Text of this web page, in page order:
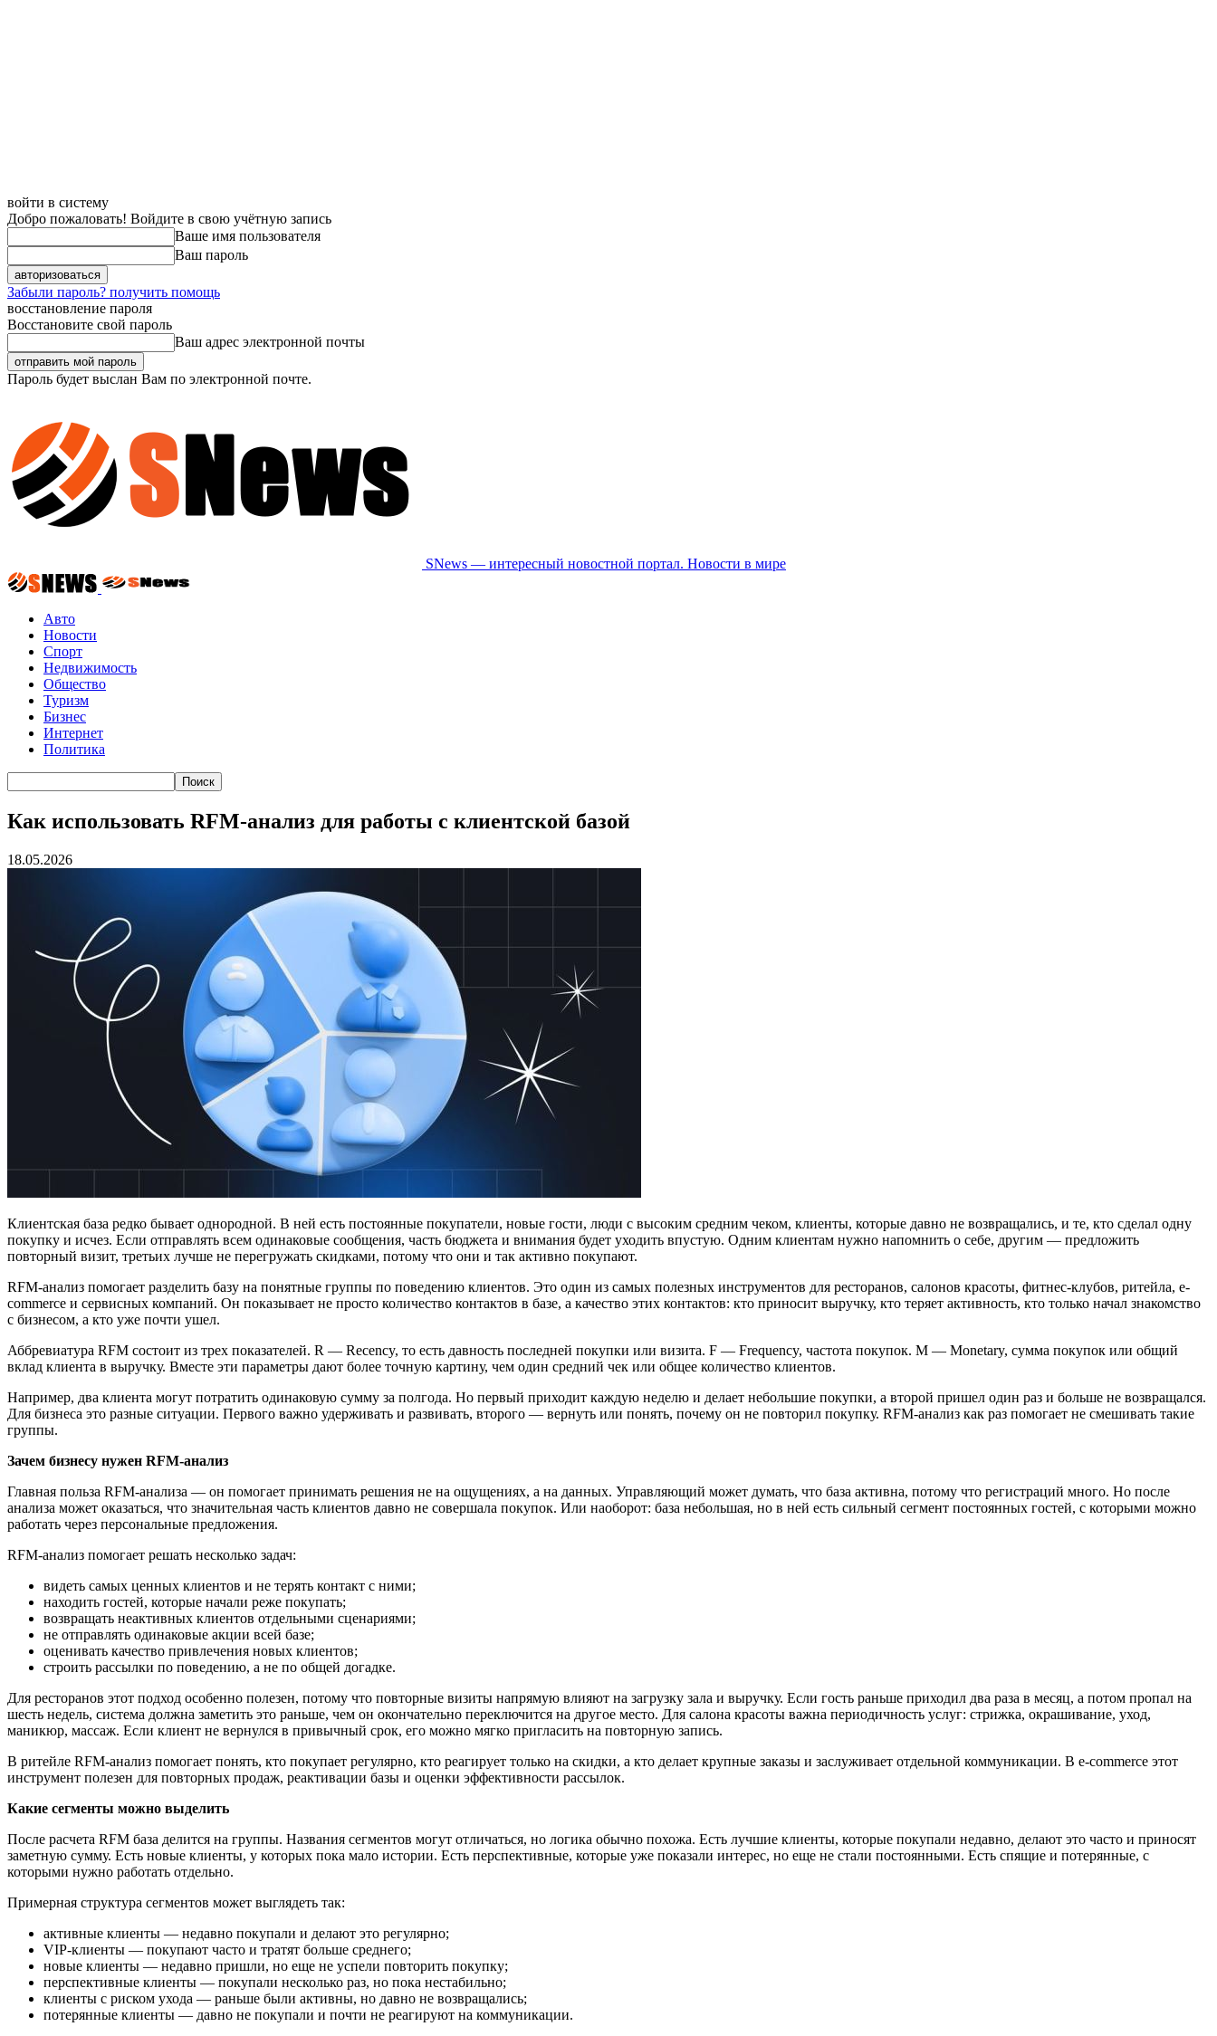
войти в систему
Добро пожаловать! Войдите в свою учётную запись
Ваше имя пользователя
Ваш пароль
Забыли пароль? получить помощь
восстановление пароля
Восстановите свой пароль
Ваш адрес электронной почты
Пароль будет выслан Вам по электронной почте.
SNews — интересный новостной портал. Новости в мире
Авто
Новости
Спорт
Недвижимость
Общество
Туризм
Бизнес
Интернет
Политика
Как использовать RFM-анализ для работы с клиентской базой
18.05.2026
Клиентская база редко бывает однородной. В ней есть постоянные покупатели, новые гости, люди с высоким средним чеком, клиенты, которые давно не возвращались, и те, кто сделал одну
покупку и исчез. Если отправлять всем одинаковые сообщения, часть бюджета и внимания будет уходить впустую. Одним клиентам нужно напомнить о себе, другим — предложить
повторный визит, третьих лучше не перегружать скидками, потому что они и так активно покупают.
RFM-анализ помогает разделить базу на понятные группы по поведению клиентов. Это один из самых полезных инструментов для ресторанов, салонов красоты, фитнес-клубов, ритейла, e-
commerce и сервисных компаний. Он показывает не просто количество контактов в базе, а качество этих контактов: кто приносит выручку, кто теряет активность, кто только начал знакомство
с бизнесом, а кто уже почти ушел.
Аббревиатура RFM состоит из трех показателей. R — Recency, то есть давность последней покупки или визита. F — Frequency, частота покупок. M — Monetary, сумма покупок или общий
вклад клиента в выручку. Вместе эти параметры дают более точную картину, чем один средний чек или общее количество клиентов.
Например, два клиента могут потратить одинаковую сумму за полгода. Но первый приходит каждую неделю и делает небольшие покупки, а второй пришел один раз и больше не возвращался.
Для бизнеса это разные ситуации. Первого важно удерживать и развивать, второго — вернуть или понять, почему он не повторил покупку. RFM-анализ как раз помогает не смешивать такие
группы.
Зачем бизнесу нужен RFM-анализ
Главная польза RFM-анализа — он помогает принимать решения не на ощущениях, а на данных. Управляющий может думать, что база активна, потому что регистраций много. Но после
анализа может оказаться, что значительная часть клиентов давно не совершала покупок. Или наоборот: база небольшая, но в ней есть сильный сегмент постоянных гостей, с которыми можно
работать через персональные предложения.
RFM-анализ помогает решать несколько задач:
видеть самых ценных клиентов и не терять контакт с ними;
находить гостей, которые начали реже покупать;
возвращать неактивных клиентов отдельными сценариями;
не отправлять одинаковые акции всей базе;
оценивать качество привлечения новых клиентов;
строить рассылки по поведению, а не по общей догадке.
Для ресторанов этот подход особенно полезен, потому что повторные визиты напрямую влияют на загрузку зала и выручку. Если гость раньше приходил два раза в месяц, а потом пропал на
шесть недель, система должна заметить это раньше, чем он окончательно переключится на другое место. Для салона красоты важна периодичность услуг: стрижка, окрашивание, уход,
маникюр, массаж. Если клиент не вернулся в привычный срок, его можно мягко пригласить на повторную запись.
В ритейле RFM-анализ помогает понять, кто покупает регулярно, кто реагирует только на скидки, а кто делает крупные заказы и заслуживает отдельной коммуникации. В e-commerce этот
инструмент полезен для повторных продаж, реактивации базы и оценки эффективности рассылок.
Какие сегменты можно выделить
После расчета RFM база делится на группы. Названия сегментов могут отличаться, но логика обычно похожа. Есть лучшие клиенты, которые покупали недавно, делают это часто и приносят
заметную сумму. Есть новые клиенты, у которых пока мало истории. Есть перспективные, которые уже показали интерес, но еще не стали постоянными. Есть спящие и потерянные, с
которыми нужно работать отдельно.
Примерная структура сегментов может выглядеть так:
активные клиенты — недавно покупали и делают это регулярно;
VIP-клиенты — покупают часто и тратят больше среднего;
новые клиенты — недавно пришли, но еще не успели повторить покупку;
перспективные клиенты — покупали несколько раз, но пока нестабильно;
клиенты с риском ухода — раньше были активны, но давно не возвращались;
потерянные клиенты — давно не покупали и почти не реагируют на коммуникации.